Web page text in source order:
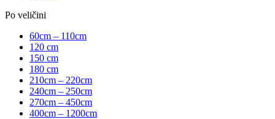
Po veličini
60cm – 110cm
120 cm
150 cm
180 cm
210cm – 220cm
240cm – 250cm
270cm – 450cm
400cm – 1200cm